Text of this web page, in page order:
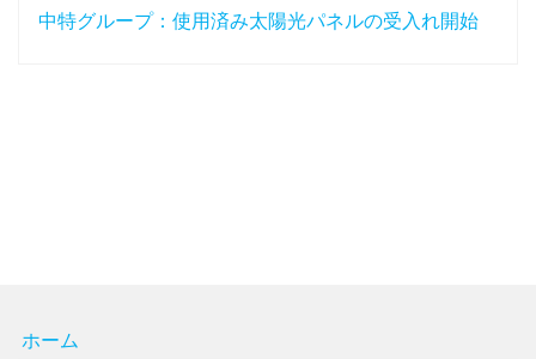
中特グループ：使用済み太陽光パネルの受入れ開始
ホーム